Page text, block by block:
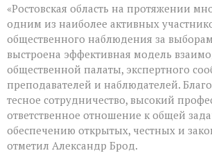
«Ростовская область на протяжении
одним из наиболее активных
общественного наблюдения за
выстроена эффективная модель
общественной палаты, экспертного
преподавателей и наблюдателей.
тесное сотрудничество, высокий
ответственное отношение к общей
обеспечению открытых, честных и
отметил Александр Брод.